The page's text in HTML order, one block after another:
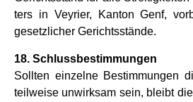
ters in Vey­rier, Kan­ton Genf,
gesetz­li­cher Gerichts­stände.
18. Schluss­be­stim­mun­gen
Soll­ten ein­zelne Bestim­mun­gen
teil­weise unwirk­sam sein, bleibt